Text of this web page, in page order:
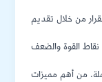
من خلال تقديم
القوة والضعف
من أهم مميزات